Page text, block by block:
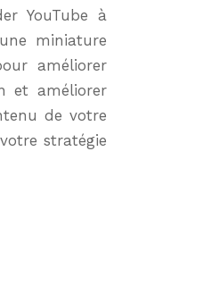
YouTube à
miniature
améliorer
et améliorer
de votre
stratégie